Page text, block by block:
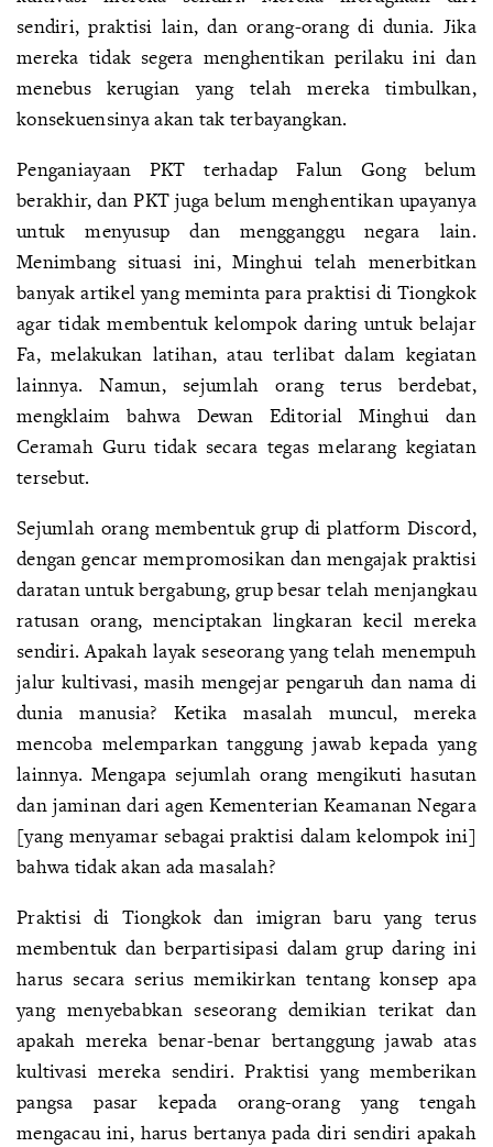
sendiri, praktisi lain, dan orang-orang di dunia. Jika
mereka tidak segera menghentikan perilaku ini dan
menebus kerugian yang telah mereka timbulkan,
konsekuensinya akan tak terbayangkan.
Penganiayaan PKT terhadap Falun Gong belum
berakhir, dan PKT juga belum menghentikan upayanya
untuk menyusup dan mengganggu negara lain.
Menimbang situasi ini, Minghui telah menerbitkan
banyak artikel yang meminta para praktisi di Tiongkok
agar tidak membentuk kelompok daring untuk belajar
Fa, melakukan latihan, atau terlibat dalam kegiatan
lainnya. Namun, sejumlah orang terus berdebat,
mengklaim bahwa Dewan Editorial Minghui dan
Ceramah Guru tidak secara tegas melarang kegiatan
tersebut.
Sejumlah orang membentuk grup di platform Discord,
dengan gencar mempromosikan dan mengajak praktisi
daratan untuk bergabung, grup besar telah menjangkau
ratusan orang, menciptakan lingkaran kecil mereka
sendiri. Apakah layak seseorang yang telah menempuh
jalur kultivasi, masih mengejar pengaruh dan nama di
dunia manusia? Ketika masalah muncul, mereka
mencoba melemparkan tanggung jawab kepada yang
lainnya. Mengapa sejumlah orang mengikuti hasutan
dan jaminan dari agen Kementerian Keamanan Negara
[yang menyamar sebagai praktisi dalam kelompok ini]
bahwa tidak akan ada masalah?
Praktisi di Tiongkok dan imigran baru yang terus
membentuk dan berpartisipasi dalam grup daring ini
harus secara serius memikirkan tentang konsep apa
yang menyebabkan seseorang demikian terikat dan
apakah mereka benar-benar bertanggung jawab atas
kultivasi mereka sendiri. Praktisi yang memberikan
pangsa pasar kepada orang-orang yang tengah
mengacau ini, harus bertanya pada diri sendiri apakah